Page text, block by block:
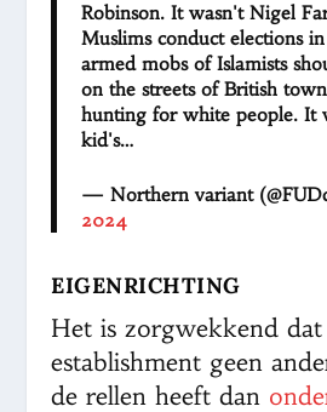
Robinson. It wasn't Nigel
Muslims conduct elections
armed mobs of Islamists
on the streets of British
hunting for white people. It
kid's…
— Northern variant
2024
EIGENRICHTING
Het is zorgwekkend
establishment geen
de rellen heeft dan